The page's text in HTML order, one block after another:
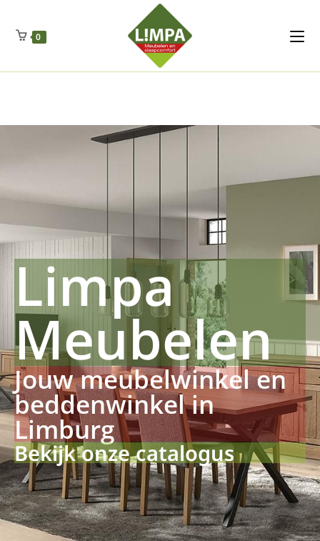
Regenschut
Drueckerpro
Fettsauren Dekemax Kapselmed
Luftkuhlen Zauberfan Netzfenste Insektensc
0
Limpa
Meubelen
Jouw meubelwinkel en
beddenwinkel in
Limburg
Bekijk onze catalogus